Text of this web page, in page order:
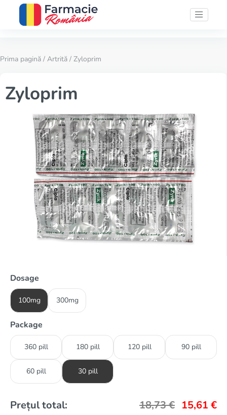
Prima pagină / Artrită / Zyloprim
Zyloprim
Dosage
100mg 300mg
Package
360 pill 180 pill 120 pill 90 pill
60 pill 30 pill
Prețul total: 18,73€ 15,61 €